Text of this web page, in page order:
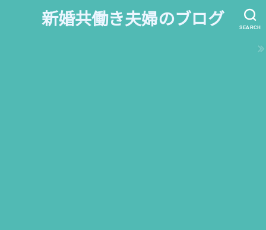
SEARCH
新婚共働き夫婦のブログ